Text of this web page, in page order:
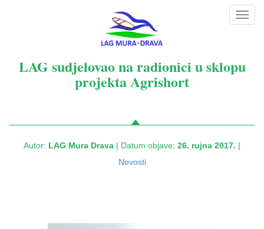
LAG sudjelovao na radionici u sklopu
projekta Agrishort
Autor: LAG Mura Drava | Datum objave: 26. rujna 2017. |
Novosti